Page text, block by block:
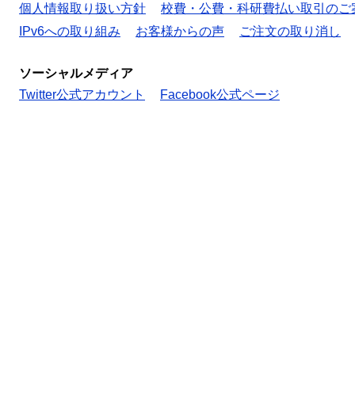
個人情報取り扱い方針
校費・公費・科研費払い取引のご
IPv6への取り組み
お客様からの声 ご注文の取り消し
ソーシャルメディア
Twitter公式アカウント
Facebook公式ページ